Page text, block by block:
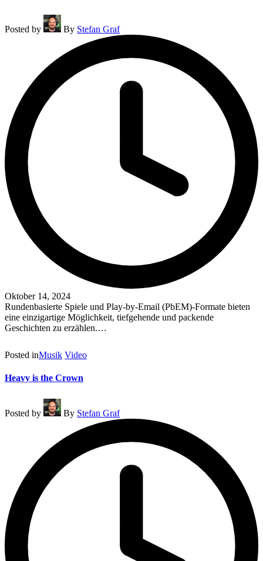
Posted by By Stefan Graf
Oktober 14, 2024
Rundenbasierte Spiele und Play-by-Email (PbEM)-Formate bieten
eine einzigartige Möglichkeit, tiefgehende und packende
Geschichten zu erzählen.…
Posted inMusik Video
Heavy is the Crown
Posted by By Stefan Graf